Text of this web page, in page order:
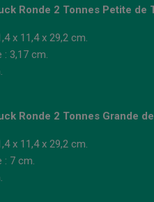
Ronde 2 Tonnes Petite de
x 11,4 x 29,2 cm.
: 3,17 cm.
Ronde 2 Tonnes Grande
x 11,4 x 29,2 cm.
: 7 cm.